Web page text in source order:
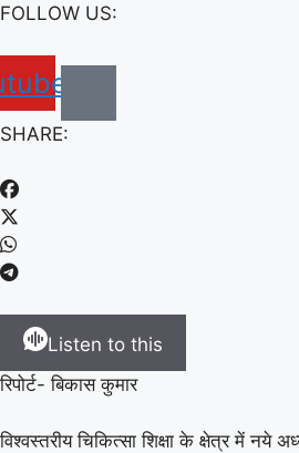
FOLLOW US:
SHARE:
Listen to this
रिपोर्ट- बिकास कुमार
विश्वस्तरीय चिकित्सा शिक्षा के क्षेत्र में नये